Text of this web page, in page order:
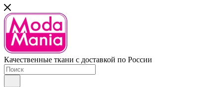
Качественные ткани с доставкой по России